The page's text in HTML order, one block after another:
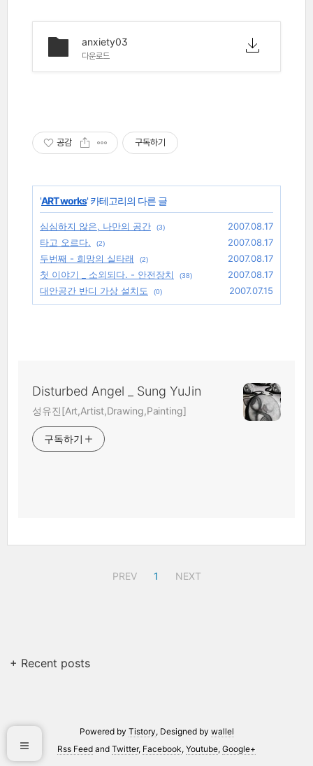
anxiety03
다운로드
공감 구독하기
'ART works' 카테고리의 다른 글
심심하지 않은, 나만의 공간 (3)
2007.08.17
타고 오르다.
(2)
2007.08.17
두번째 - 희망의 실타래
(2)
2007.08.17
첫 이야기 _ 소외되다. - 안전장치
(38)
2007.08.17
대안공간 반디 가상 설치도
(0) 2007.07.15
Disturbed Angel _ Sung YuJin
성유진[Art,Artist,Drawing,Painting]
구독하기
PREV 1 NEXT
+ Recent posts
Powered by Tistory, Designed by wallel
Rss Feed and Twitter, Facebook, Youtube, Google+